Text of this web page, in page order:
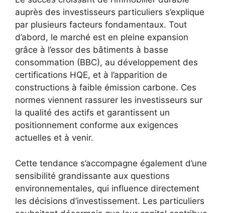
auprès des investisseurs particuliers s’explique
par plusieurs facteurs fondamentaux. Tout
d’abord, le marché est en pleine expansion
grâce à l’essor des bâtiments à basse
consommation (BBC), au développement des
certifications HQE, et à l’apparition de
constructions à faible émission carbone. Ces
normes viennent rassurer les investisseurs sur
la qualité des actifs et garantissent un
positionnement conforme aux exigences
actuelles et à venir.
Cette tendance s’accompagne également d’une
sensibilité grandissante aux questions
environnementales, qui influence directement
les décisions d’investissement. Les particuliers